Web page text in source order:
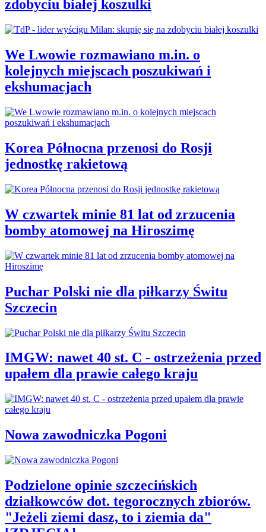
zdobyciu białej koszulki
We Lwowie rozmawiano m.in. o
kolejnych miejscach poszukiwań i
ekshumacjach
Korea Północna przenosi do Rosji
jednostkę rakietową
W czwartek minie 81 lat od zrzucenia
bomby atomowej na Hiroszimę
Puchar Polski nie dla piłkarzy Świtu
Szczecin
IMGW: nawet 40 st. C - ostrzeżenia przed
upałem dla prawie całego kraju
Nowa zawodniczka Pogoni
Podzielone opinie szczecińskich
działkowców dot. tegorocznych zbiorów.
"Jeżeli ziemi dasz, to i ziemia da"